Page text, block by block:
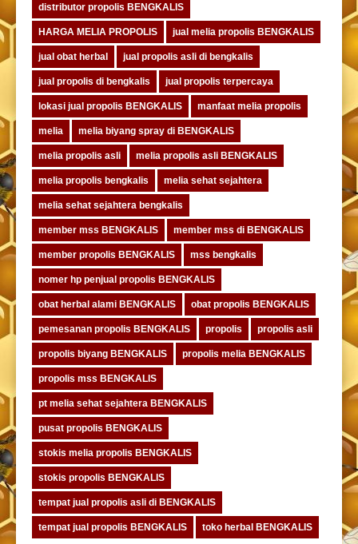
distributor propolis BENGKALIS
HARGA MELIA PROPOLIS jual melia propolis BENGKALIS
jual obat herbal jual propolis asli di bengkalis
jual propolis di bengkalis jual propolis terpercaya
lokasi jual propolis BENGKALIS manfaat melia propolis
melia melia biyang spray di BENGKALIS
melia propolis asli melia propolis asli BENGKALIS
melia propolis bengkalis melia sehat sejahtera
melia sehat sejahtera bengkalis
member mss BENGKALIS member mss di BENGKALIS
member propolis BENGKALIS mss bengkalis
nomer hp penjual propolis BENGKALIS
obat herbal alami BENGKALIS obat propolis BENGKALIS
pemesanan propolis BENGKALIS propolis propolis asli
propolis biyang BENGKALIS propolis melia BENGKALIS
propolis mss BENGKALIS
pt melia sehat sejahtera BENGKALIS
pusat propolis BENGKALIS
stokis melia propolis BENGKALIS
stokis propolis BENGKALIS
tempat jual propolis asli di BENGKALIS
tempat jual propolis BENGKALIS toko herbal BENGKALIS